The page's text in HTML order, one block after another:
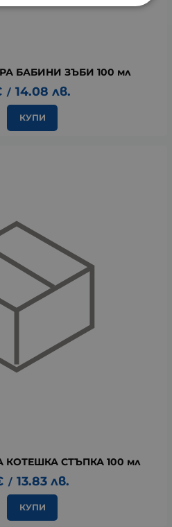
БАБИНИ ЗЪБИ 100 мл
/ 14.08 лв.
КУПИ
КОТЕШКА СТЪПКА 100 мл
/ 13.83 лв.
КУПИ